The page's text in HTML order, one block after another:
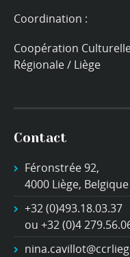
Coordination :
Coopération
Régionale / Liège
Contact
Féronstrée 92,
4000 Liège, Belgique
+32 (0)493.18.03.37
ou +32 (0)4